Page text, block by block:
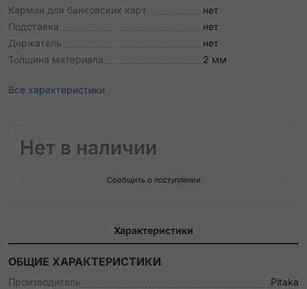
Карман для банковских карт
нет
Подставка
нет
Держатель
нет
Толщина материала
2 мм
Все характеристики
Нет в наличии
Сообщить о поступлении
Характеристики
ОБЩИЕ ХАРАКТЕРИСТИКИ
Производитель
Pitaka